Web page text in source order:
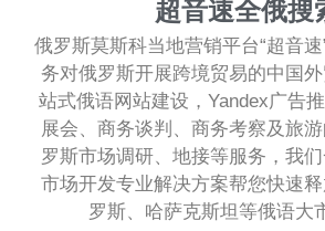
超音速全俄搜
俄罗斯莫斯科当地营销平台“超音
务对俄罗斯开展跨境贸易的中国
站式俄语网站建设，Yandex广告
展会、商务谈判、商务考察及旅
罗斯市场调研、地接等服务，我
市场开发专业解决方案帮您快速
罗斯、哈萨克斯坦等俄语大